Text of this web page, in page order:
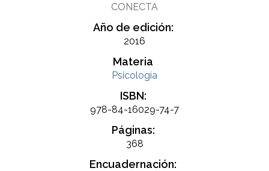
CONECTA
Año de edición:
2016
Materia
Psicología
ISBN:
978-84-16029-74-7
Páginas:
368
Encuadernación: